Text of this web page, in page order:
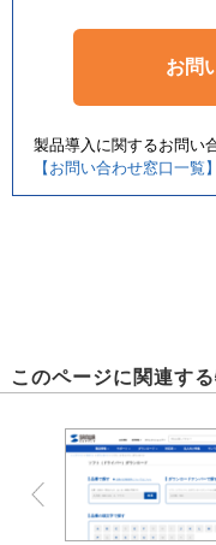
お問
製品導入に関するお問い
【お問い合わせ窓口一覧】
このページに関連す